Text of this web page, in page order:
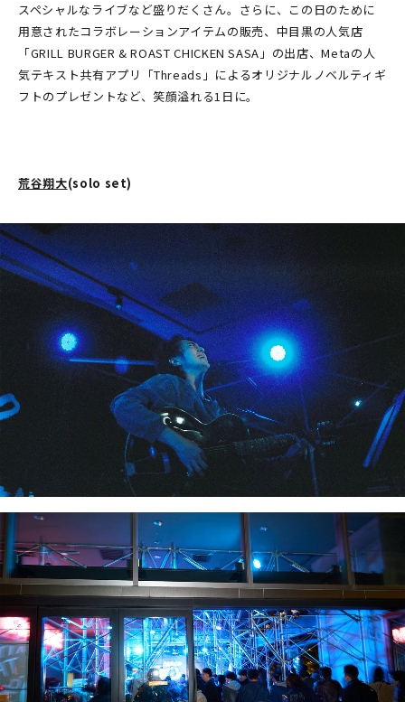
スペシャルなライブなど盛りだくさん。さらに、この日のために
用意されたコラボレーションアイテムの販売、中目黒の人気店
「GRILL BURGER & ROAST CHICKEN SASA」の出店、Metaの人
気テキスト共有アプリ「Threads」によるオリジナルノベルティギ
フトのプレゼントなど、笑顔溢れる1日に。
荒谷翔大(solo set)